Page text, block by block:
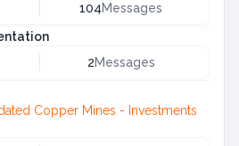
104Messages
2Messages
Copper Mines - Investments